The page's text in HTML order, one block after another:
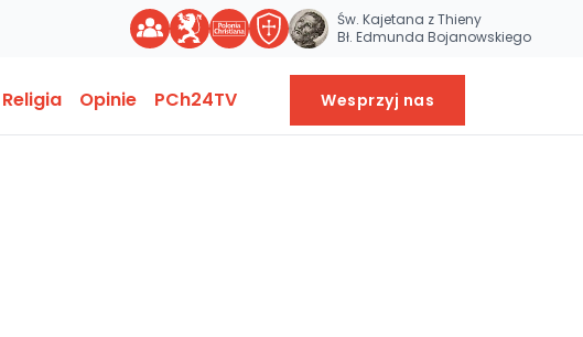
Św. Kajetana z Thieny
Bł. Edmunda Bojanowskiego
Religia Opinie PCh24TV Wesprzyj nas